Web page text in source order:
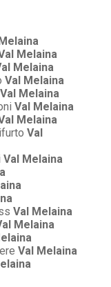
Melaina
Melaina
Val Melaina
Val Melaina
Val Melaina
Melaina
Val
Val Melaina
Val Melaina
Melaina
Val Melaina